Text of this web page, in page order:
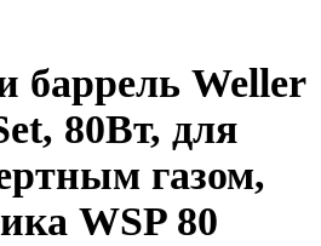
баррель Weller
80Вт, для
газом,
WSP 80